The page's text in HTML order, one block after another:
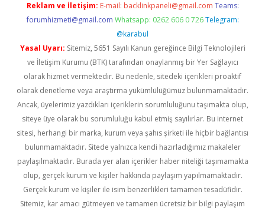
Reklam ve İletişim: E-mail: backlinkpaneli@gmail.com Teams:
forumhizmeti@gmail.com Whatsapp: 0262 606 0 726 Telegram:
@karabul
Yasal Uyarı: Sitemiz, 5651 Sayılı Kanun gereğince Bilgi Teknolojileri
ve İletişim Kurumu (BTK) tarafından onaylanmış bir Yer Sağlayıcı
olarak hizmet vermektedir. Bu nedenle, sitedeki içerikleri proaktif
olarak denetleme veya araştırma yükümlülüğümüz bulunmamaktadır.
Ancak, üyelerimiz yazdıkları içeriklerin sorumluluğunu taşımakta olup,
siteye üye olarak bu sorumluluğu kabul etmiş sayılırlar. Bu internet
sitesi, herhangi bir marka, kurum veya şahıs şirketi ile hiçbir bağlantısı
bulunmamaktadır. Sitede yalnızca kendi hazırladığımız makaleler
paylaşılmaktadır. Burada yer alan içerikler haber niteliği taşımamakta
olup, gerçek kurum ve kişiler hakkında paylaşım yapılmamaktadır.
Gerçek kurum ve kişiler ile isim benzerlikleri tamamen tesadüfidir.
Sitemiz, kar amacı gütmeyen ve tamamen ücretsiz bir bilgi paylaşım